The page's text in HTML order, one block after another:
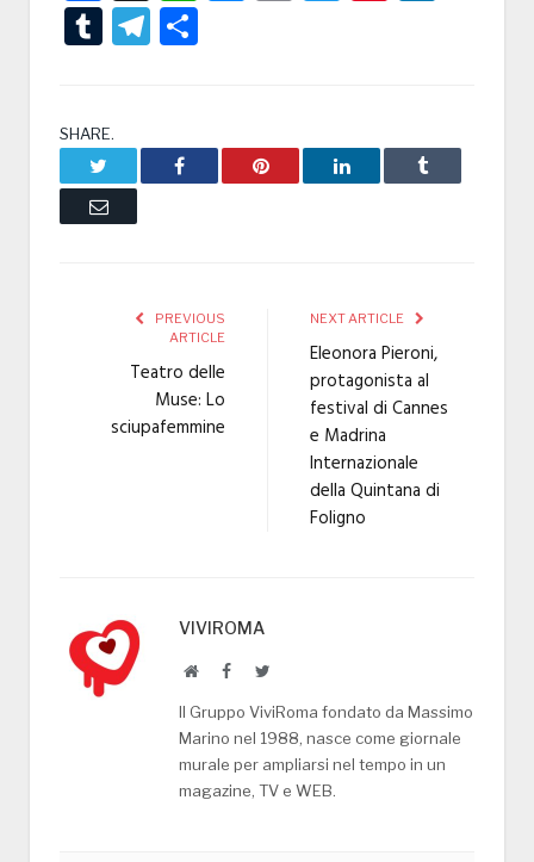
TumblrTelegram
SHARE.
Facebook Pinterest LinkedIn Tumblr
Email
PREVIOUS
ARTICLE
Teatro delle
Muse: Lo
sciupafemmine
NEXT ARTICLE
Eleonora Pieroni,
protagonista al
festival di Cannes
e Madrina
Internazionale
della Quintana di
Foligno
VIVIROMA
WebsiteFacebookTwitter
Il Gruppo ViviRoma fondato da Massimo
Marino nel 1988, nasce come giornale
murale per ampliarsi nel tempo in un
magazine, TV e WEB.